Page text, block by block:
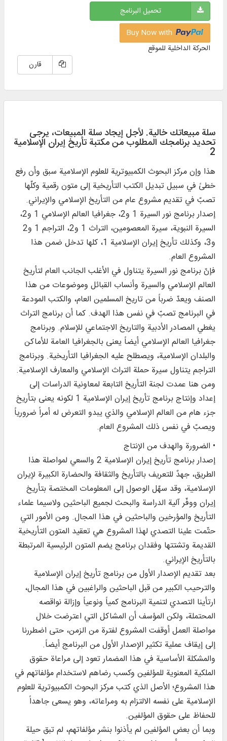
تحميل البرنامج
الحركة الداخلية للموقع
قارن
سلة مبيعاتك خالية. لأجل إيجاد سلة المبيعات، يرجی
تحديد برنامجك المطلوب من مکتبة تأريخ إيران الإسلامیة
2
هذا وإن مركز البحوث الكمبيوترية للعلوم الإسلامية سبق وأن رفع
خطىً في سبيل تبديل الكتب التأريخية إلى متون رقمية وكلّها
تصبّ في تقديم مشروع عام من التأريخ الإسلامي والإيراني.
إصدار برنامج نور السيرة 1 و2، جغرافيا العالم الإسلامي 1 و2،
السيرة النبوية، سيرة المعصومين، التراث 1 و2، التراجم 1 و2
و3، وكذلك تأريخ إيران الإسلامية 1، كلها تدخل ضمن هذا
المشروع العام.
فإنّ برنامج نور السيرة يتناول في الأغلب الجانب العام لتأريخ
العالم الإسلامي والسيرة وأنساب القبائل وموضوعات من هذا
الصنف ويعدّ ضرباً من تاريخ المسلمين العام، والكتب المودعة
في البرنامج تصبّ في نفس هذا الهدف. كما أن برنامج التراث
يغطي المصادر الأدبية والتاريخ الاجتماعي للإسلام. وبرنامج
جغرافيا العالم الإسلامي أيضاً يعنى بالجغرافيا العامة للأماكن
والبلدان الإسلامية، ويصطلح عليه الجغرافيا التأريخية. وبرنامج
التراجم يتناول سيرة حملة التراث الإسلامي والمعارف الإسلامية.
ومن هنا عمدت لجنة التأريخ التابعة لمعاونية الدراسات إلى
إعداد وإنتاج برنامج تأريخ إيران الإسلامية 1 لكونه يعنى بتأريخ
جزء هام من العالم الإسلامي والذي يبدو التعرض له أمراً ضرورياً
ويصبّ في نفس ذلك المشروع العام.
• الضرورة والهدف من الإنتاج
إصدار برنامج تأريخ إيران الإسلامية 2 والسعي لمواصلة هذا
الطريق، جهدٌ للتعريف بالتأريخ والثقافة والحضارة الكبيرة لإيران
الإسلامية، وقد سهّل الوصول إلى المعلومات المختصة بتأريخ
إيران ووفّر آلية الدراسة والبحث لجميع الباحثين ولاسيما علماء
التأريخ والمؤرخين والباحثين في هذا المجال. ومن الأمور التي
حتّمت علينا التصدي لهذا المشروع هي تعقيد المتون التأريخية
القديمة وتشتتها وفقدان برنامج يضم المتون الرئيسية المرتبطة
بالتأريخ الإيراني.
بعد تقديم الإصدار الأول من برنامج تأريخ إيران الإسلامية
والترحيب الكبير من قبل الباحثين والراغبين في هذا المجال،
ارتأينا التصدي لتنمية البرنامج كمياً ونوعياً وإزالة نواقصه
المحتملة، ولكن المؤسف أن المشاكل التي اعترضت خلال
مواصلة العمل أوقفت المشروع لفترة من الزمن، حتى اضطررنا
إلى إيقاف عملية تكثير الإصدار الأول من البرنامج أيضاً.
والمشكلة الأساسية في هذا المضمار تعود إلى مراعاة حقوق
الملكية المعنوية للمؤلفين وكسب رضاهم لاستخدام مؤلفاتهم في
هذا المشروع؛ الأصل الذي كتب مركز البحوث الكمبيوترية للعلوم
الإسلامية على نفسه الالتزام به ومراعاته، وهو يسعى جاهداً
للحفاظ على حقوق المؤلفين.
وبما أن بعض المؤلفين لم يأذنوا بنشر مؤلفاتهم، لم تبق حيلة